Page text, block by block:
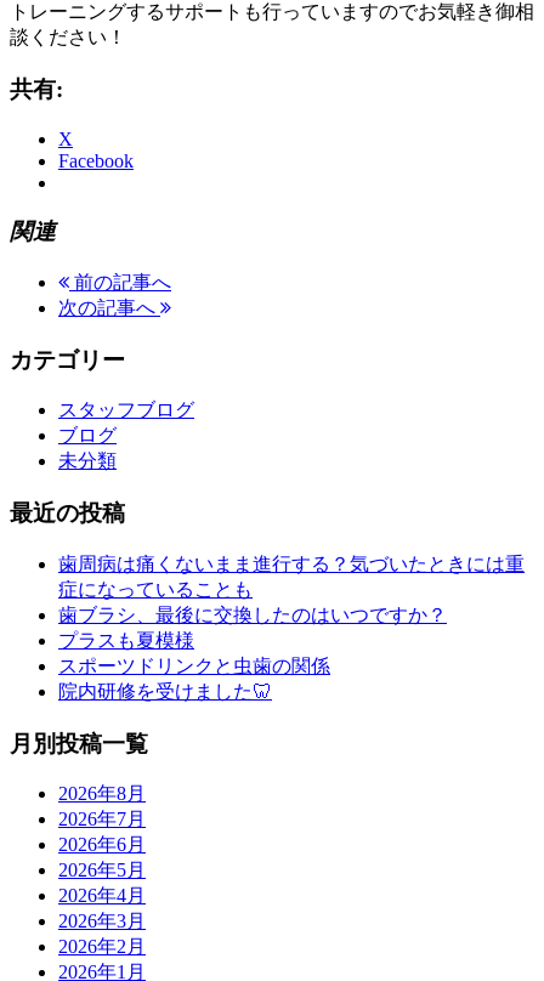
トレーニングするサポートも行っていますのでお気軽き御相
談ください！
共有:
X
Facebook
関連
前の記事へ
次の記事へ
カテゴリー
スタッフブログ
ブログ
未分類
最近の投稿
歯周病は痛くないまま進行する？気づいたときには重
症になっていることも
歯ブラシ、最後に交換したのはいつですか？
プラスも夏模様
スポーツドリンクと虫歯の関係
院内研修を受けました🦷
月別投稿一覧
2026年8月
2026年7月
2026年6月
2026年5月
2026年4月
2026年3月
2026年2月
2026年1月